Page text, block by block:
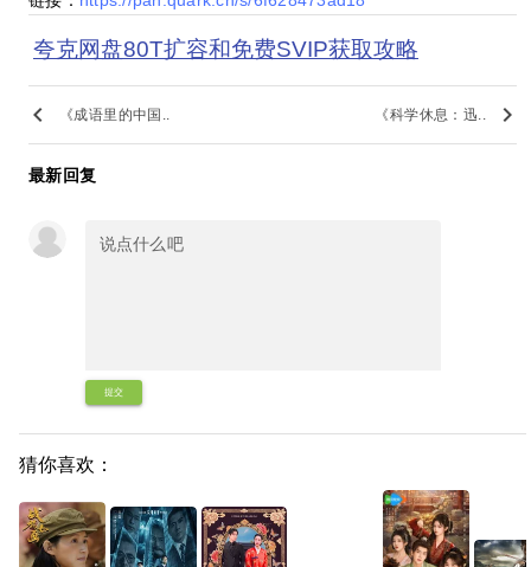
夸克网盘80T扩容和免费SVIP获取攻略
keyboard_arrow_left 《成语里的中国.. 《科学休息：迅.. keyboard_arrow_right
最新回复
提交
猜你喜欢：